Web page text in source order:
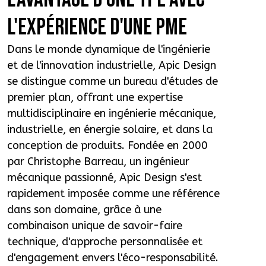
L'EXPÉRIENCE D'UNE PME
Dans le monde dynamique de l'ingénierie
et de l'innovation industrielle, Apic Design
se distingue comme un bureau d'études de
premier plan, offrant une expertise
multidisciplinaire en ingénierie mécanique,
industrielle, en énergie solaire, et dans la
conception de produits. Fondée en 2000
par Christophe Barreau, un ingénieur
mécanique passionné, Apic Design s'est
rapidement imposée comme une référence
dans son domaine, grâce à une
combinaison unique de savoir-faire
technique, d'approche personnalisée et
d'engagement envers l'éco-responsabilité.